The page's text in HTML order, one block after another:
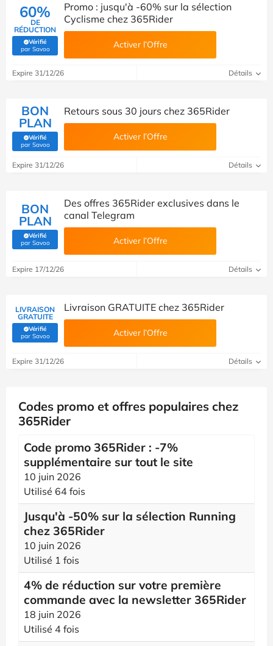
60%
DE
RÉDUCTION
Vérifié
par Savoo(Vérifié par Savoo)
Promo : jusqu'à -60% sur la sélection
Cyclisme chez 365Rider
Activer l’Offre
Expire 31/12/26 Détails
BON
PLAN
Vérifié
par Savoo(Vérifié par Savoo)
Retours sous 30 jours chez 365Rider
Activer l’Offre
Expire 31/12/26 Détails
BON
PLAN
Vérifié
par Savoo(Vérifié par Savoo)
Des offres 365Rider exclusives dans le
canal Telegram
Activer l’Offre
Expire 17/12/26 Détails
LIVRAISON
GRATUITE
Vérifié
par Savoo(Vérifié par Savoo)
Livraison GRATUITE chez 365Rider
Activer l’Offre
Expire 31/12/26 Détails
Codes promo et offres populaires chez
365Rider
Code promo 365Rider : -7%
supplémentaire sur tout le site
10 juin 2026
Utilisé 64 fois
Jusqu'à -50% sur la sélection Running
chez 365Rider
10 juin 2026
Utilisé 1 fois
4% de réduction sur votre première
commande avec la newsletter 365Rider
18 juin 2026
Utilisé 4 fois